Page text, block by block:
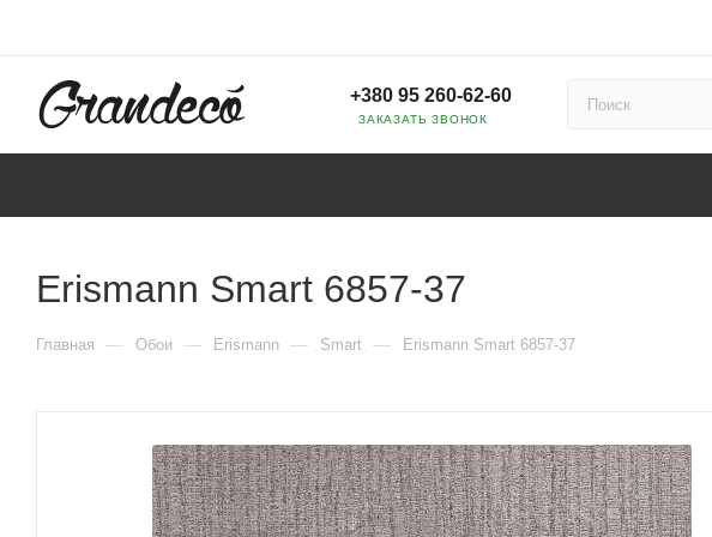
+380 95 260-62-60
ЗАКАЗАТЬ ЗВОНОК
Erismann Smart 6857-37
Главная — Обои — Erismann — Smart — Erismann Smart 6857-37